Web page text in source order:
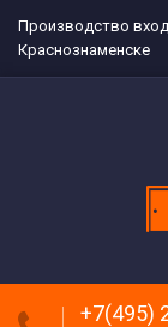
Производство
Краснознаменске
+7(495)